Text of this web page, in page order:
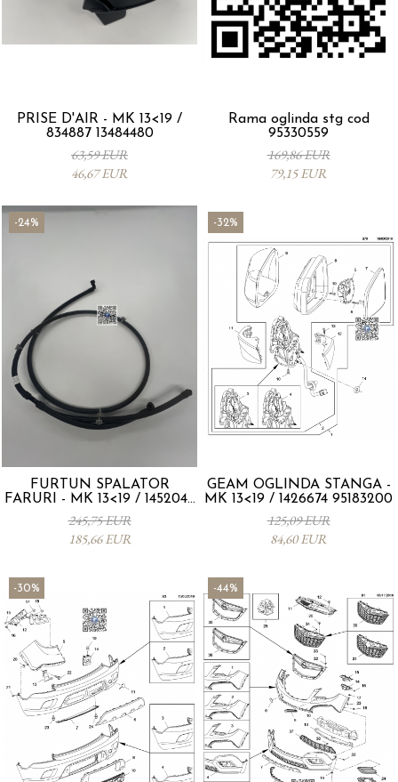
PRISE D'AIR - MK 13<19 /
834887 13484480
63,59 EUR
46,67 EUR
Rama oglinda stg cod
95330559
169,86 EUR
79,15 EUR
-24%
FURTUN SPALATOR
FARURI - MK 13<19 / 1452044
95241313
245,75 EUR
185,66 EUR
-32%
GEAM OGLINDA STANGA -
MK 13<19 / 1426674 95183200
125,09 EUR
84,60 EUR
-30% -44%